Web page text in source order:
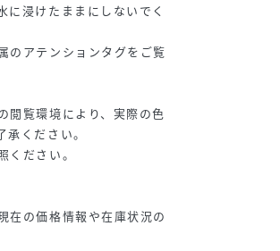
浸けたままにしないでく
のアテンションタグをご覧
閲覧環境により、実際の色
ください。
ださい。
在の価格情報や在庫状況の